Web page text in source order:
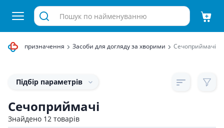
призначення Засоби для догляду за хворими Сечоприймачі
Підбір параметрів
Сечоприймачі
Знайдено 12 товарів